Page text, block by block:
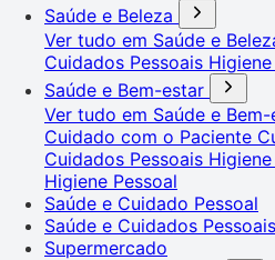
Saúde e Beleza
Ver tudo em Saúde e
Cuidados Pessoais
Saúde e Bem-estar
Ver tudo em Saúde e
Cuidado com o Paciente
Cuidados Pessoais
Higiene Pessoal
Saúde e Cuidado Pessoal
Saúde e Cuidados Pessoais
Supermercado